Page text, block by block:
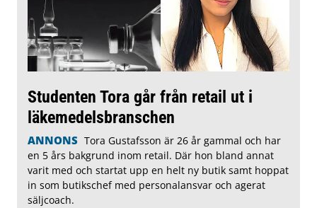
Studenten Tora går från retail ut i
läkemedelsbranschen
ANNONS Tora Gustafsson är 26 år gammal och har
en 5 års bakgrund inom retail. Där hon bland annat
varit med och startat upp en helt ny butik samt hoppat
in som butikschef med personalansvar och agerat
säljcoach.